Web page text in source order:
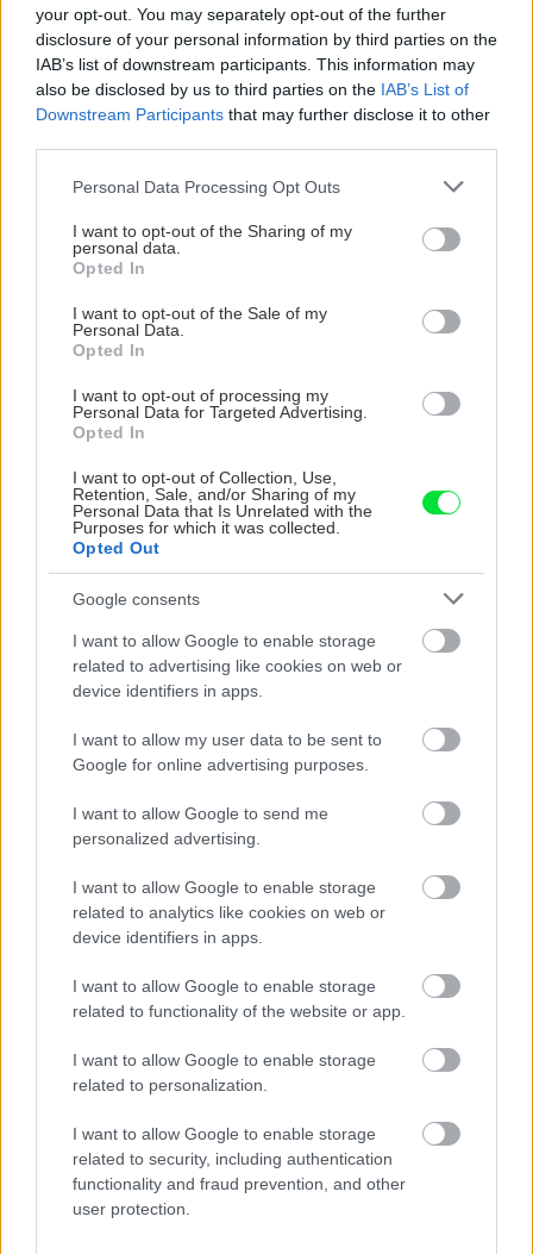
your opt-out. You may separately opt-out of the further
disclosure of your personal information by third parties on the
IAB’s list of downstream participants. This information may
also be disclosed by us to third parties on the IAB’s List of
Downstream Participants that may further disclose it to other
Please note that this website/app uses one or more Google
not limited to your visit or usage behaviour. You may click to
grant or deny consent to Google and its third-party tags to
use your data for below specified purposes in below Google
consent section.
Personal Data Processing Opt Outs
I want to opt-out of the Sharing of my
personal data.
Opted In
I want to opt-out of the Sale of my
Personal Data.
Opted In
I want to opt-out of processing my
Personal Data for Targeted Advertising.
Opted In
I want to opt-out of Collection, Use,
Retention, Sale, and/or Sharing of my
Personal Data that Is Unrelated with the
Purposes for which it was collected.
Opted Out
Google consents
I want to allow Google to enable storage
related to advertising like cookies on web or
device identifiers in apps.
I want to allow my user data to be sent to
Google for online advertising purposes.
I want to allow Google to send me
personalized advertising.
I want to allow Google to enable storage
related to analytics like cookies on web or
device identifiers in apps.
I want to allow Google to enable storage
related to functionality of the website or app.
I want to allow Google to enable storage
related to personalization.
I want to allow Google to enable storage
related to security, including authentication
functionality and fraud prevention, and other
user protection.
5 trvaliek s
panašovanými listami,
ktoré dodajú vášmu
záhonu celosezónny
Trvalky, ktoré znesú
sucho a teplo? Tieto
vysaďte na miesta, na
ktoré slnko svieti celý
Nemusí to byť len
krások, ktoré rozžiaria
vašu záhradu
Môže aspirín zachrániť
rastliny? Pravda vás
možno prekvapí
CHALUPA
Na Morave prerobila
starú chalupu na
nepoznanie: Keď
vojdete dnu, zabudnete,
dokáže aj podpísať.
Slovák sa nebál a v
duchu tradícií